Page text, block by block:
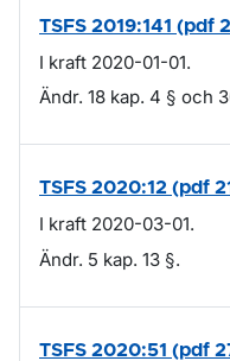
TSFS 2019:141 (pdf
I kraft 2020-01-01.
Ändr. 18 kap. 4 § och
TSFS 2020:12 (pdf
I kraft 2020-03-01.
Ändr. 5 kap. 13 §.
TSFS 2020:51 (pdf